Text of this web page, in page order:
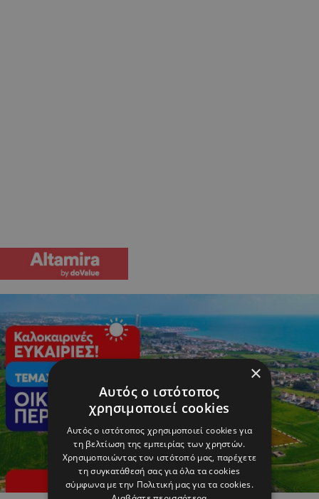
×
Αυτός ο ιστότοπος
χρησιμοποιεί cookies
Αυτός ο ιστότοπος χρησιμοποιεί cookies για
τη βελτίωση της εμπειρίας των χρηστών.
Χρησιμοποιώντας τον ιστότοπό μας, παρέχετε
τη συγκατάθεσή σας για όλα τα cookies
σύμφωνα με την Πολιτική μας για τα cookies.